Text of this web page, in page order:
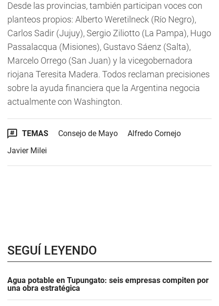
Desde las provincias, también participan voces con
planteos propios: Alberto Weretilneck (Río Negro),
Carlos Sadir (Jujuy), Sergio Ziliotto (La Pampa), Hugo
Passalacqua (Misiones), Gustavo Sáenz (Salta),
Marcelo Orrego (San Juan) y la vicegobernadora
riojana Teresita Madera. Todos reclaman precisiones
sobre la ayuda financiera que la Argentina negocia
actualmente con Washington.
TEMAS Consejo de Mayo
Alfredo Cornejo
Javier Milei
SEGUÍ LEYENDO
Agua potable en Tupungato: seis empresas compiten por
una obra estratégica